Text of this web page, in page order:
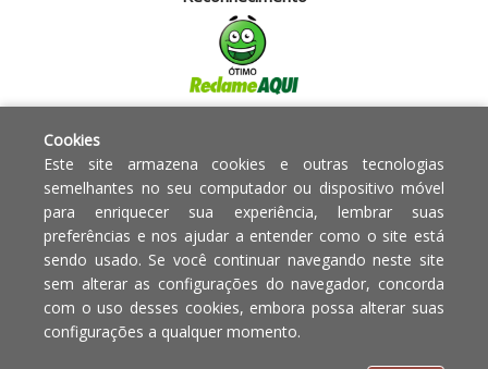
Powered by:
Copyright © 2010 - 2017 Razão
social Blumenau - RA OBJETOS PARA
O LAR EIRELI CNPJ -
12.772.829/0001-91 | CLS 302 bloco
Em caso de divergência de
preços, o valor válido é o do
Carrinho de Compras.
Cookies
Este site armazena cookies e outras tecnologias
semelhantes no seu computador ou dispositivo móvel
para enriquecer sua experiência, lembrar suas
preferências e nos ajudar a entender como o site está
sendo usado. Se você continuar navegando neste site
sem alterar as configurações do navegador, concorda
com o uso desses cookies, embora possa alterar suas
configurações a qualquer momento.